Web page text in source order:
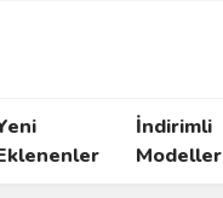
İndirimli
Modeller